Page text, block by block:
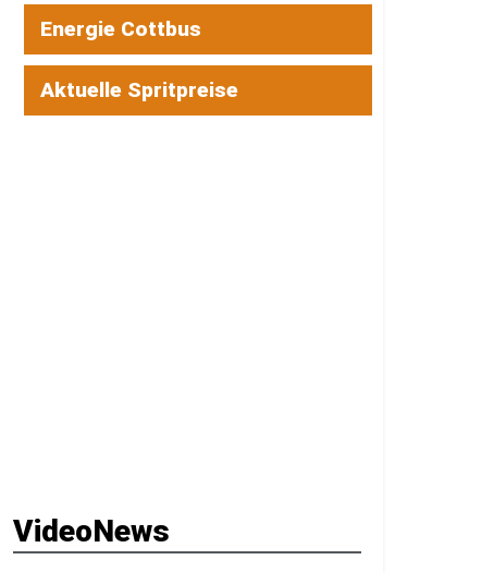
Energie Cottbus
Aktuelle Spritpreise
VideoNews